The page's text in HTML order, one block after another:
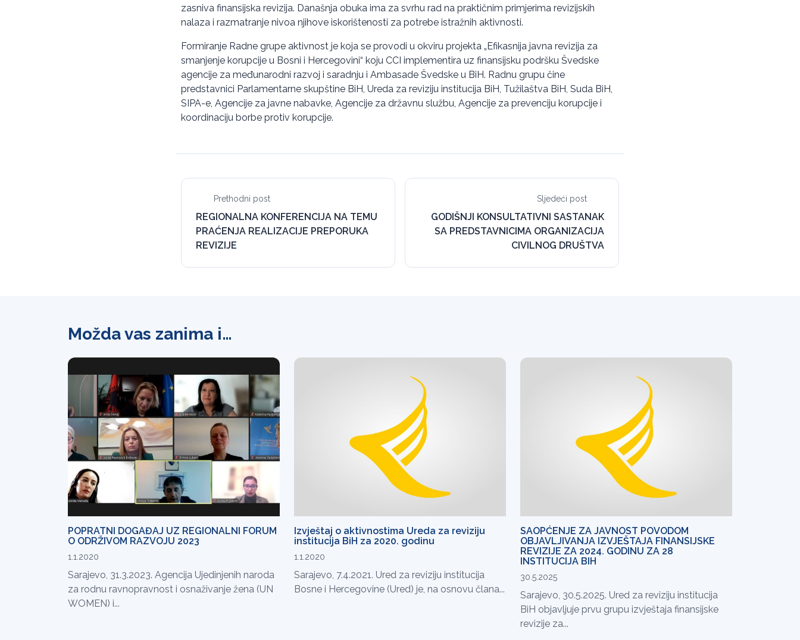
zasniva finansijska revizija. Današnja obuka ima za svrhu rad na praktičnim primjerima revizijskih
nalaza i razmatranje nivoa njihove iskorištenosti za potrebe istražnih aktivnosti.
Formiranje Radne grupe aktivnost je koja se provodi u okviru projekta „Efikasnija javna revizija za
smanjenje korupcije u Bosni i Hercegovini“ koju CCI implementira uz finansijsku podršku Švedske
agencije za međunarodni razvoj i saradnju i Ambasade Švedske u BiH. Radnu grupu čine
predstavnici Parlamentarne skupštine BiH, Ureda za reviziju institucija BiH, Tužilaštva BiH, Suda BiH,
SIPA-e, Agencije za javne nabavke, Agencije za državnu službu, Agencije za prevenciju korupcije i
koordinaciju borbe protiv korupcije.
Prethodni post
REGIONALNA KONFERENCIJA NA TEMU
PRAĆENJA REALIZACIJE PREPORUKA
REVIZIJE
Sljedeći post
GODIŠNJI KONSULTATIVNI SASTANAK
SA PREDSTAVNICIMA ORGANIZACIJA
CIVILNOG DRUŠTVA
Možda vas zanima i…
POPRATNI DOGAĐAJ UZ REGIONALNI FORUM
O ODRŽIVOM RAZVOJU 2023
1.1.2020
Sarajevo, 31.3.2023. Agencija Ujedinjenih naroda
za rodnu ravnopravnost i osnaživanje žena (UN
WOMEN) i...
Izvještaj o aktivnostima Ureda za reviziju
institucija BiH za 2020. godinu
1.1.2020
Sarajevo, 7.4.2021. Ured za reviziju institucija
Bosne i Hercegovine (Ured) je, na osnovu člana...
SAOPĆENJE ZA JAVNOST POVODOM
OBJAVLJIVANJA IZVJEŠTAJA FINANSIJSKE
REVIZIJE ZA 2024. GODINU ZA 28
INSTITUCIJA BIH
30.5.2025
Sarajevo, 30.5.2025. Ured za reviziju institucija
BiH objavljuje prvu grupu izvještaja finansijske
revizije za...